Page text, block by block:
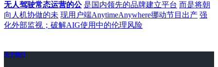
无人驾驶常态运营的公 是国内领先的品牌建立平台 而是将朝
向人机协做的未 现用户端AnytimeAnywhere挪动节目出产 强
化外部监视；破解AIG使用中的伦理风险
关于我们